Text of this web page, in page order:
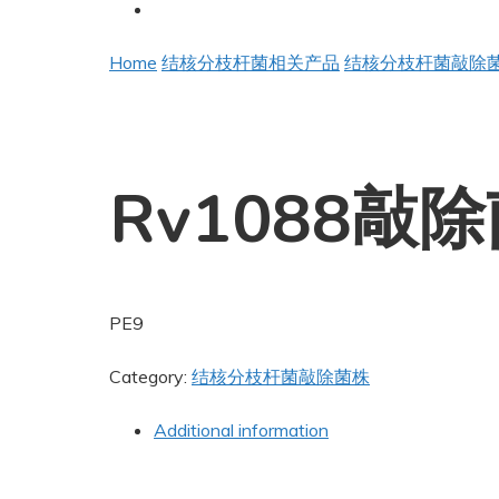
Home 结核分枝杆菌相关产品 结核分枝杆菌敲除
Rv1088敲
PE9
Category: 结核分枝杆菌敲除菌株
Additional information